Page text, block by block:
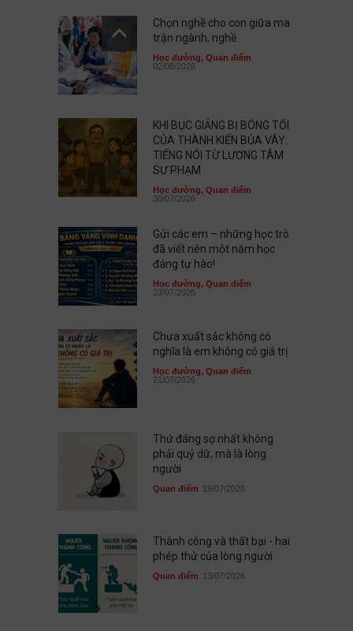
Chọn nghề cho con giữa ma
trận ngành, nghề
Học đường, Quan điểm
02/08/2026
KHI BỤC GIẢNG BỊ BÓNG TỐI
CỦA THÀNH KIẾN BỦA VÂY:
TIẾNG NÓI TỪ LƯƠNG TÂM
SƯ PHẠM
Học đường, Quan điểm
30/07/2026
Gửi các em – những học trò
đã viết nên một năm học
đáng tự hào!
Học đường, Quan điểm
23/07/2026
Chưa xuất sắc không có
nghĩa là em không có giá trị
Học đường, Quan điểm
21/07/2026
Thứ đáng sợ nhất không
phải quỷ dữ, mà là lòng
người
Quan điểm 19/07/2026
Thành công và thất bại - hai
phép thử của lòng người
Quan điểm 13/07/2026